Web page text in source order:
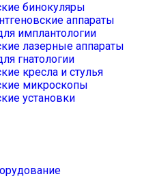
бинокуляры
аппараты
имплантологии
лазерные аппараты
гнатологии
кресла и стулья
микроскопы
установки